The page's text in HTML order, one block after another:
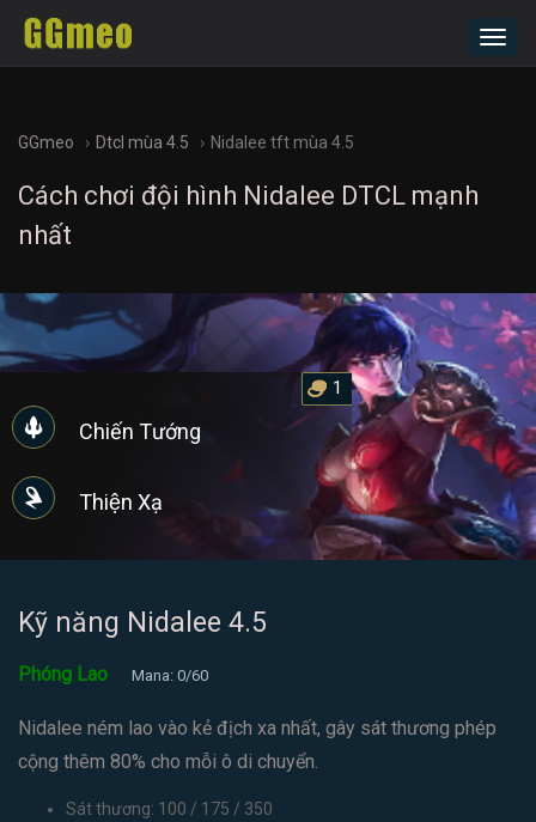
GGmeo Dtcl mùa 4.5 Nidalee tft mùa 4.5
Cách chơi đội hình Nidalee DTCL mạnh
nhất
1
Chiến Tướng
Thiện Xạ
Kỹ năng Nidalee 4.5
Phóng Lao Mana: 0/60
Nidalee ném lao vào kẻ địch xa nhất, gây sát thương phép
cộng thêm 80% cho mỗi ô di chuyển.
Sát thương: 100 / 175 / 350